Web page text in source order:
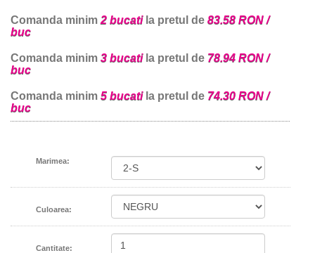
Comanda minim 2 bucatila pretul de 83.58 RON /
buc
Comanda minim 3 bucatila pretul de 78.94 RON /
buc
Comanda minim 5 bucatila pretul de 74.30 RON /
buc
Marimea:
Culoarea:
Cantitate: